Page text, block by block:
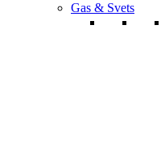
Gas & Svets